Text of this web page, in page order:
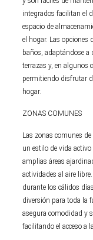
integrados facilitan el
espacio de
el hogar. Las
baños, adaptándose a
terrazas y, en algunos
permitiendo disfrutar
hogar.
ZONAS COMUNES
Las zonas comunes
un estilo de vida
amplias áreas
actividades al aire
durante los cálidos
diversión para toda la
asegura comodidad y
facilitando el acceso a